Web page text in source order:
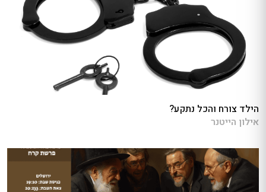
הילד צורח והכל נתקע?
אילון הייטנר